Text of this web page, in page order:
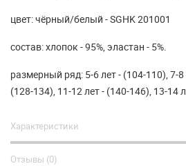
цвет: чёрный/белый - SGHK 201001
состав: хлопок - 95%, эластан - 5%.
размерный ряд: 5-6 лет - (104-110), 7-
(128-134), 11-12 лет - (140-146), 13-14
Характеристики
Отзывы (0)